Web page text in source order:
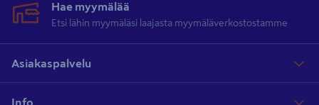
Hae myymälää
Etsi lähin myymäläsi laajasta myymäläverkostostamme
Asiakaspalvelu
Info